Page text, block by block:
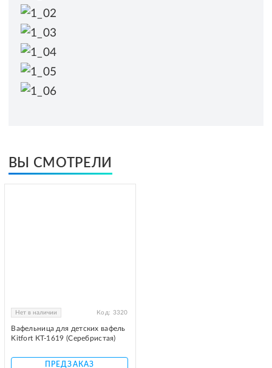
ВЫ СМОТРЕЛИ
Нет в наличии Код: 3320
Вафельница для детских вафель
Kitfort КТ-1619 (Серебристая)
ПРЕДЗАКАЗ